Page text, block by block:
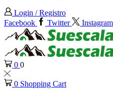
Login / Registro
Facebook
Twitter Instagram
0 0
0 Shopping Cart